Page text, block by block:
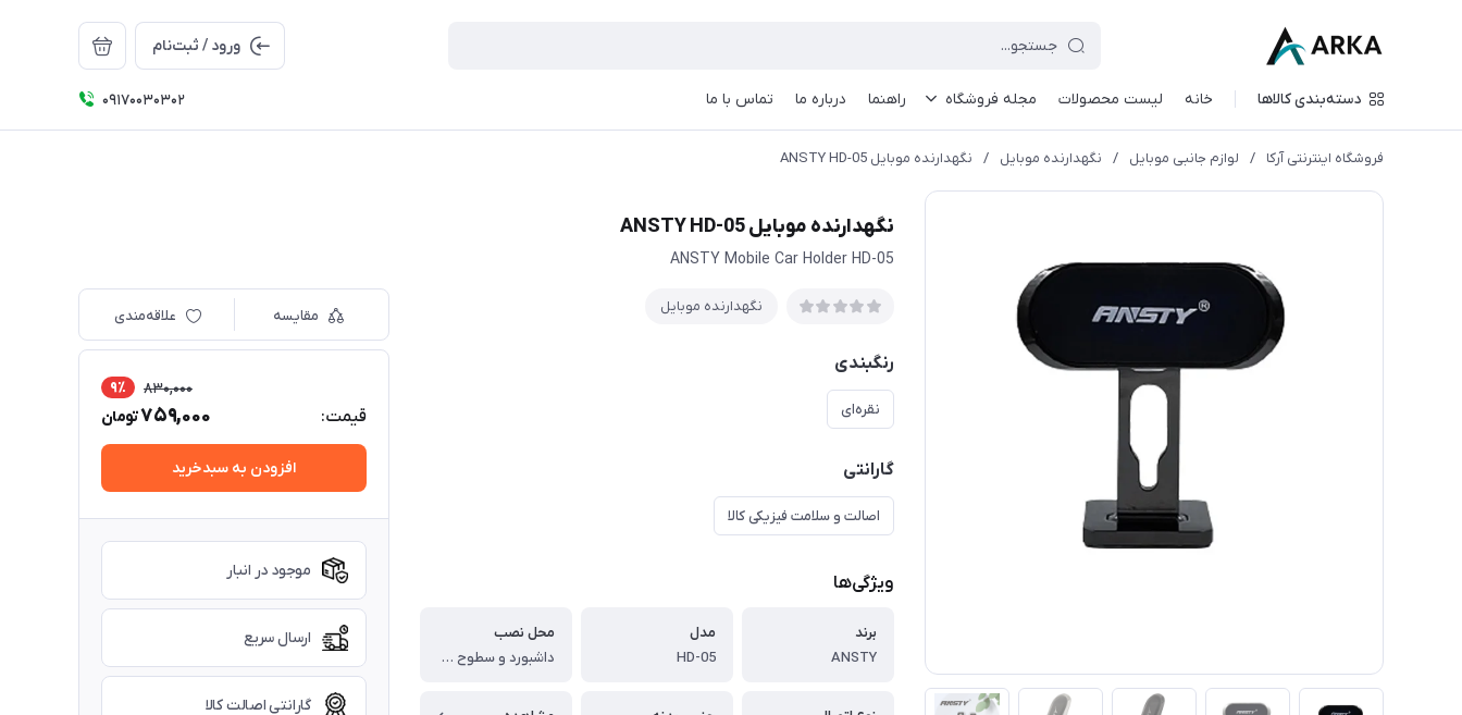
ورود / ثبت‌نام
دسته‌بندی کالاها خانه لیست محصولات مجله فروشگاه راهنما درباره ما تماس با ما 09170030302
فروشگاه اینترنتی آرکا / لوازم جانبی موبایل / نگهدارنده موبایل / نگهدارنده موبایل ANSTY HD-05
نگهدارنده موبایل ANSTY HD-05
ANSTY Mobile Car Holder HD-05
نگهدارنده موبایل
رنگبندی
نقره‌ای
گارانتی
اصالت و سلامت فیزیکی کالا
ویژگی‌ها
برند
ANSTY
مدل
HD-05
محل نصب
داشبورد و سطوح صاف و دریچه کولر خودرو
مقایسه علاقه‌مندی
قیمت:
830,000 9٪
759,000تومان
افزودن به سبدخرید
موجود در انبار
ارسال سریع
گارانتی اصالت کالا